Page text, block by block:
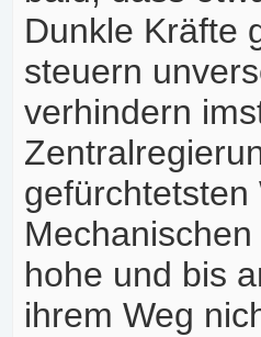
Dunkle Kräfte
steuern
verhindern
hohe und bis
ihrem Weg